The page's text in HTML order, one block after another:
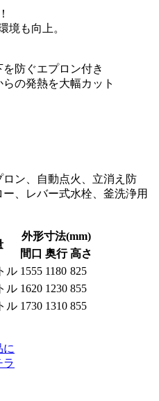
境も向上。
防ぐエプロン付き
の発熱を大幅カット
ン、自動点火、立消え防
、レバー式水栓、釜洗浄用
外形寸法(mm)
間口 奥行 高さ
ル 1555 1180 825
ル 1620 1230 855
ル 1730 1310 855
に
ラ